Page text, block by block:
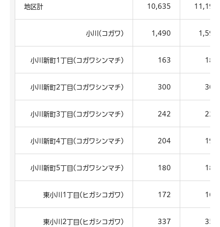
地区計 10,635 11,195
小川(コガワ) 1,490 1,592
小川新町1丁目(コガワシンマチ) 163 186
小川新町2丁目(コガワシンマチ) 300 305
小川新町3丁目(コガワシンマチ) 242 228
小川新町4丁目(コガワシンマチ) 204 196
小川新町5丁目(コガワシンマチ) 180 182
東小川1丁目(ヒガシコガワ) 172 167
東小川2丁目(ヒガシコガワ) 337 351